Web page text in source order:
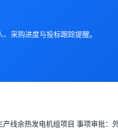
采购进度与投标跟踪提醒。
线余热发电机组项目 事项审批：